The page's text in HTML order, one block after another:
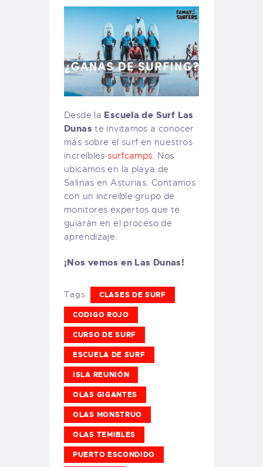
Desde la Escuela de Surf Las
Dunas te invitamos a conocer
más sobre el surf en nuestros
increíblessurfcamps. Nos
ubicamos en la playa de
Salinas en Asturias. Contamos
con un increíble grupo de
monitores expertos que te
guiarán en el proceso de
aprendizaje.
¡Nos vemos en Las Dunas!
Tags: CLASES DE SURF
CODIGO ROJO
CURSO DE SURF
ESCUELA DE SURF
ISLA REUNIÓN
OLAS GIGANTES
OLAS MONSTRUO
OLAS TEMIBLES
PUERTO ESCONDIDO